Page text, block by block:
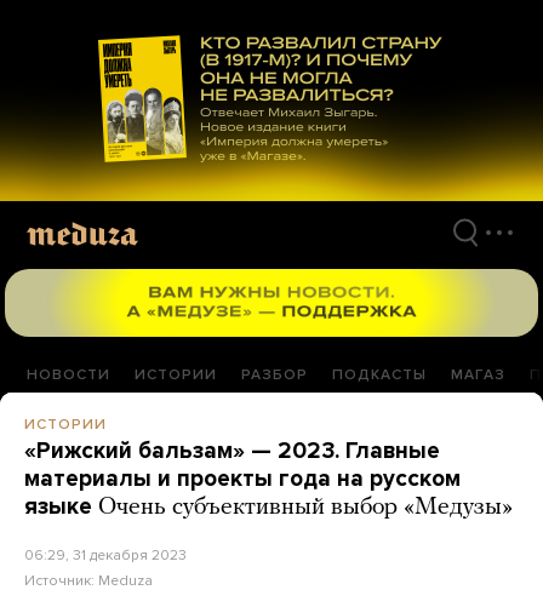
материалам
НОВОСТИ ИСТОРИИ РАЗБОР ПОДКАСТЫ МАГАЗ
ИСТОРИИ
«Рижский бальзам» — 2023. Главные
материалы и проекты года на русском
языке Очень субъективный выбор «Медузы»
06:29, 31 декабря 2023
Источник: Meduza